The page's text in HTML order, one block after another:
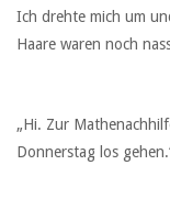
Ich drehte mich um
Haare waren noch
„Hi. Zur
Donnerstag los